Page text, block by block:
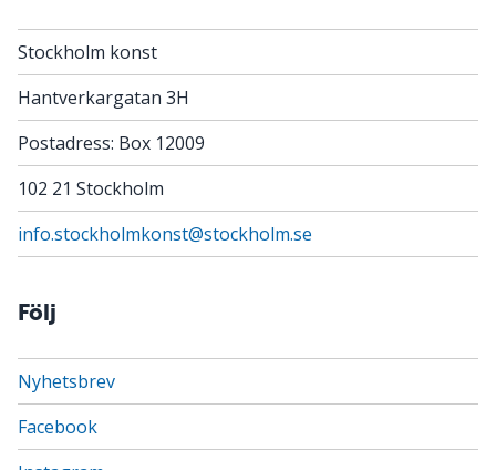
Stockholm konst
Hantverkargatan 3H
Postadress: Box 12009
102 21 Stockholm
info.stockholmkonst@stockholm.se
Följ
Nyhetsbrev
Facebook